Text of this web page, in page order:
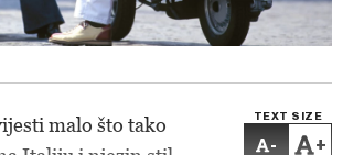
TEXT SIZE
- +
malo što tako